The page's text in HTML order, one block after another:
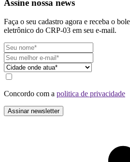
Assine nossa news
Faça o seu cadastro agora e receba o
eletrônico do CRP-03 em seu e-mail.
Concordo com a politica de privacidade